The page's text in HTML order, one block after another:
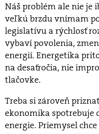
Náš problém ale nie je
veľkú brzdu vnímam
legislatívu a rýchlosť
vybaví povolenia,
energií. Energetika
na desaťročia, nie
tlačovke.
Treba si zároveň
ekonomika spotrebuje
energie. Priemysel